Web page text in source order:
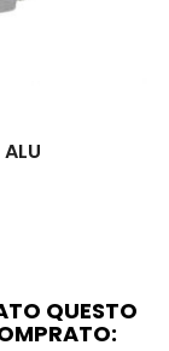
QUESTO